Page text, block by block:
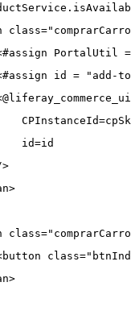
PortalUtil
id = "add-
id=id
>